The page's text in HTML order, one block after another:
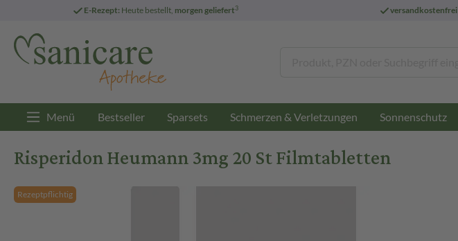
E-Rezept: Heute bestellt, morgen geliefert3 versandkostenfrei
Menü Bestseller Sparsets Schmerzen & Verletzungen Sonnenschutz
Risperidon Heumann 3mg 20 St Filmtabletten
Rezeptpflichtig